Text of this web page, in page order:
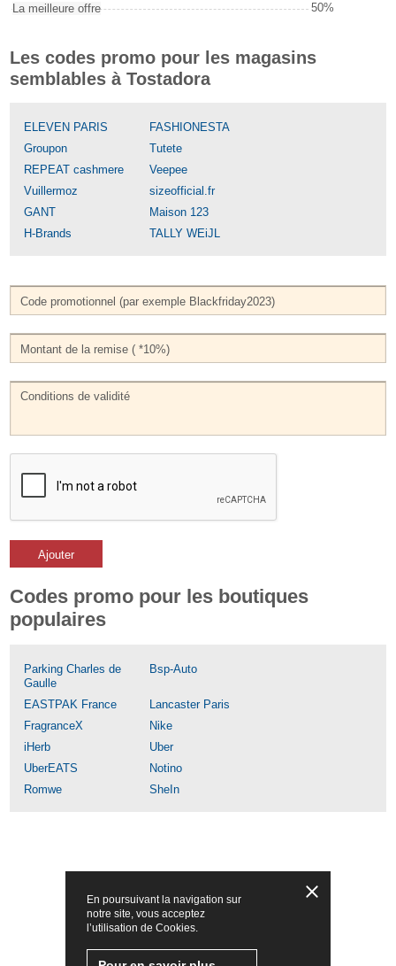
La meilleure offre
50%
Les codes promo pour les magasins
semblables à Tostadora
ELEVEN PARIS
FASHIONESTA
Groupon
Tutete
REPEAT cashmere
Veepee
Vuillermoz
sizeofficial.fr
GANT
Maison 123
H-Brands
TALLY WEiJL
Ajouter
Codes promo pour les boutiques
populaires
Parking Charles de
Gaulle
Bsp-Auto
EASTPAK France
Lancaster Paris
FragranceX
Nike
iHerb
Uber
UberEATS
Notino
Romwe
SheIn
En poursuivant la navigation sur
notre site, vous acceptez
l’utilisation de Cookies.